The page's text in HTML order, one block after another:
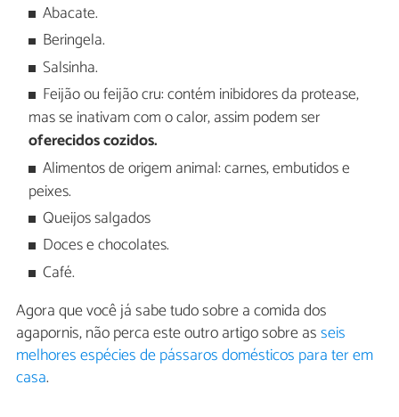
Abacate.
Beringela.
Salsinha.
Feijão ou feijão cru: contém inibidores da protease,
mas se inativam com o calor, assim podem ser
oferecidos cozidos.
Alimentos de origem animal: carnes, embutidos e
peixes.
Queijos salgados
Doces e chocolates.
Café.
Agora que você já sabe tudo sobre a comida dos
agapornis, não perca este outro artigo sobre asseis
melhores espécies de pássaros domésticos para ter em
casa.